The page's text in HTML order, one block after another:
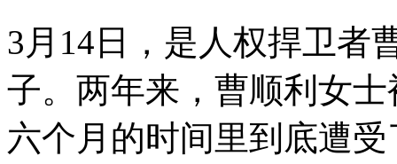
3月14日，是人权捍卫者
子。两年来，曹顺利女
六个月的时间里到底遭